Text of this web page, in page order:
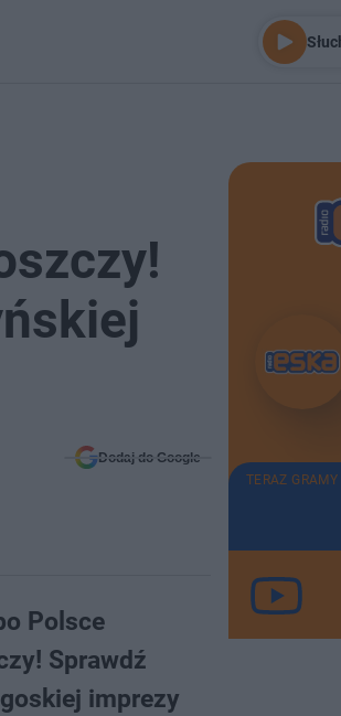
Dodaj do Google
Polsce
Sprawdź
imprezy
TERAZ GRAMY